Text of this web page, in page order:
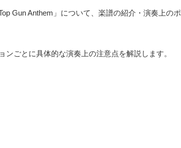
Gun Anthem」について、楽譜の紹介・演奏上のポ
ごとに具体的な演奏上の注意点を解説します。